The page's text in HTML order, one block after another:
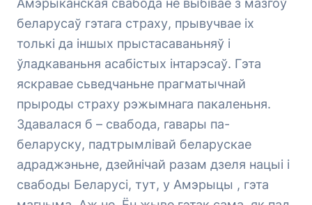
Амэрыканская свабода не выбівае з мазгоў
беларусаў гэтага страху, прывучвае іх
толькі да іншых прыстасаваньняў і
ўладкаваньня асабістых інтарэсаў. Гэта
яскравае сьведчаньне прагматычнай
прыроды страху рэжымнага пакаленьня.
Здавалася б – свабода, гавары па-
беларуску, падтрымлівай беларускае
адраджэньне, дзейнічай разам дзеля нацыі і
свабоды Беларусі, тут, у Амэрыцы , гэта